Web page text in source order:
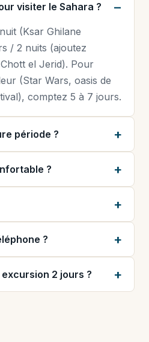
visiter le Sahara ?
(Ksar Ghilane
/ 2 nuits (ajoutez
el Jerid). Pour
(Star Wars, oasis de
comptez 5 à 7 jours.
période ?
?
?
2 jours ?